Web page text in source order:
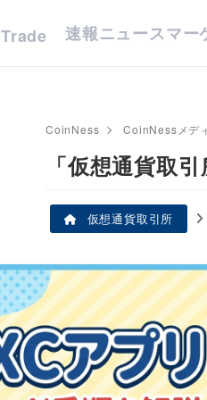
Trade 速報ニュースマー
CoinNess CoinNessメデ
「仮想通貨取
仮想通貨取引所